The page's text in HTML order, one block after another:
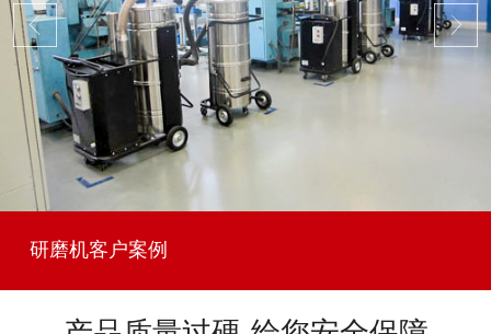
研磨机客户案例